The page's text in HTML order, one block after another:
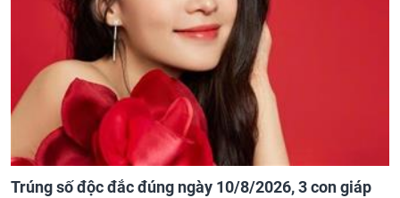
Trúng số độc đắc đúng ngày 10/8/2026, 3 con giáp